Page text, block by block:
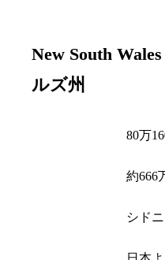
New South Wales
ルズ州
80万
約666
シド